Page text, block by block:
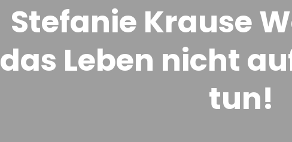
Stefanie Krause
das Leben nicht
tun!